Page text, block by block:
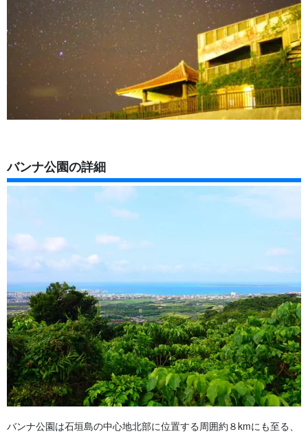
バンナ公園の詳細
バンナ公園は石垣島の中心地北部に位置する周囲約８kmにも至る、